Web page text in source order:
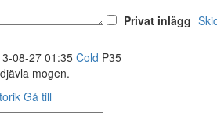
Privat inlägg
08-27 01:35 Cold P35
mogen.
Gå till